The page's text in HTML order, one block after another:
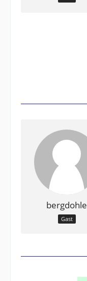
bergdohle
Gast